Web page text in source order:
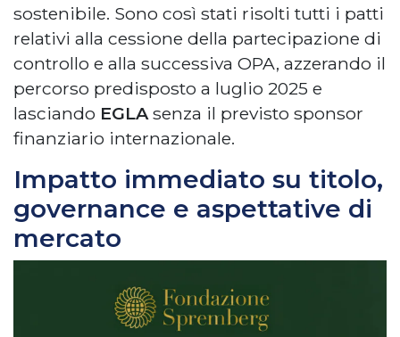
sostenibile. Sono così stati risolti tutti i patti
relativi alla cessione della partecipazione di
controllo e alla successiva OPA, azzerando il
percorso predisposto a luglio 2025 e
lasciando EGLA senza il previsto sponsor
finanziario internazionale.
Impatto immediato su titolo,
governance e aspettative di
mercato